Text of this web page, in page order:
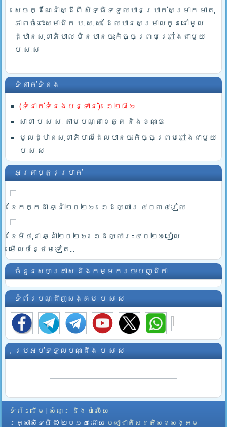
សេចក្ដីណែនាំស្ដីពី សិទ្ធិទទួលបានប្រាក់សម្រាក មាតុ
ភាពចំពោះសមាជិក ប.ស.ស. ដែលបានសម្រាលកូននៅមូល
ដ្ឋានសុខាភិបាល មិនបានចុះកិច្ចព្រមព្រៀងជាមួយ
ប.ស.ស.
ទំនាក់ទំនង
(ទំនាក់ទំនងបន្ទាន់)៖ ១២៨៦
សាខា ប.ស.ស. តាមបណ្តាខេត្ត និងខណ្ឌ
មូលដ្ឋានសុខាភិបាលដែលបានចុះកិច្ចព្រមពៀងជាមួយ
ប.ស.ស.
អត្រាប្តូរប្រាក់
ខែកក្កដា ឆ្នាំ២០២៦៖ ១ដុល្លារ ៤០៣៤រៀល
ខែមិថុនា ឆ្នាំ២០២៦៖ ១ដុល្លារ=៤០២៦រៀល
មើលបន្ថែមទៀត...
ចំនួនសហគ្រាស និងកម្មករចុះបញ្ជិកា
ទំព័របណ្ដាញសង្គម ប.ស.ស.
ប្រអប់ទទួលបណ្ដឹង ប.ស.ស.
ទំព័រដើម
សំណួរ និង ចំលើយ
រក្សាសិទ្ធិ © ២០១៤ ដោយ​ បេឡាជាតិសន្តិសុខសង្គម